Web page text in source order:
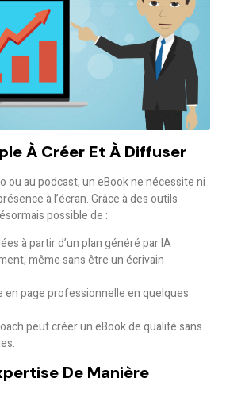
À Créer Et À Diffuser
ou au podcast, un eBook ne nécessite ni
à l’écran. Grâce à des outils
possible de :
à partir d’un plan généré par IA
même sans être un écrivain
en page professionnelle en quelques
peut créer un eBook de qualité sans
De Manière